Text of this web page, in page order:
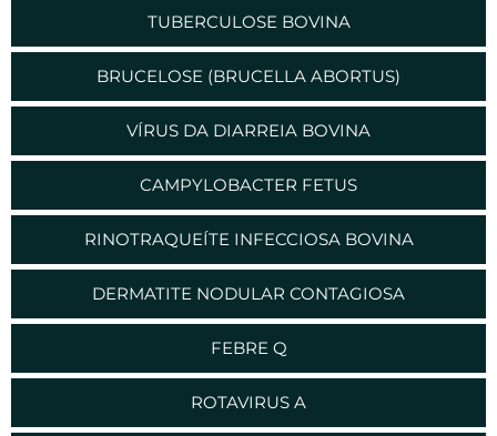
TUBERCULOSE BOVINA
BRUCELOSE (BRUCELLA ABORTUS)
VÍRUS DA DIARREIA BOVINA
CAMPYLOBACTER FETUS
RINOTRAQUEÍTE INFECCIOSA BOVINA
DERMATITE NODULAR CONTAGIOSA
FEBRE Q
ROTAVIRUS A